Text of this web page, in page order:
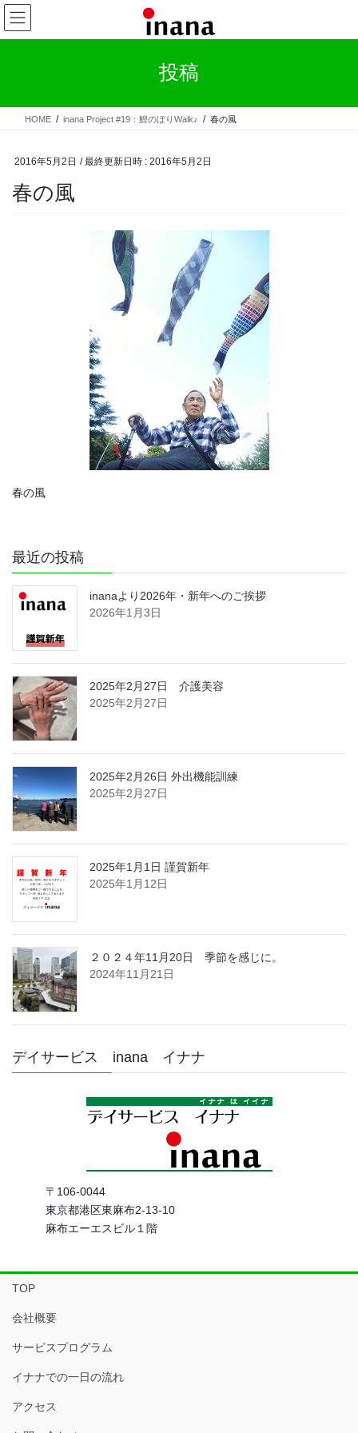
コ
ン
テ
ス
ナ
ビ
ゲ
ン
投稿
HOME inana Project #19：鯉のぼりWalk♪ 春の風
2016年5月2日 / 最終更新日時 : 2016年5月2日
春の風
春の風
最近の投稿
inanaより2026年・新年へのご挨拶
2026年1月3日
2025年2月27日 介護美容
2025年2月27日
2025年2月26日 外出機能訓練
2025年2月27日
2025年1月1日 謹賀新年
2025年1月12日
２０２４年11月20日 季節を感じに。
2024年11月21日
デイサービス inana イナナ
〒106-0044
東京都港区東麻布2-13-10
麻布エーエスビル１階
TOP
会社概要
サービスプログラム
イナナでの一日の流れ
アクセス